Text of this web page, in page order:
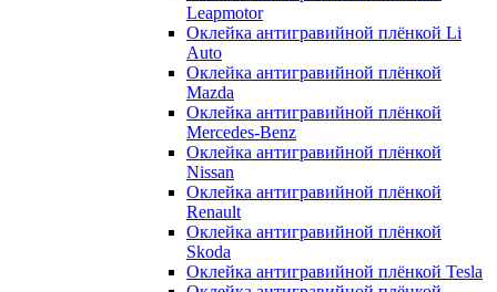
Leapmotor
Оклейка антигравийной плёнкой Li
Auto
Оклейка антигравийной плёнкой
Mazda
Оклейка антигравийной плёнкой
Mercedes-Benz
Оклейка антигравийной плёнкой
Nissan
Оклейка антигравийной плёнкой
Renault
Оклейка антигравийной плёнкой
Skoda
Оклейка антигравийной плёнкой Tesla